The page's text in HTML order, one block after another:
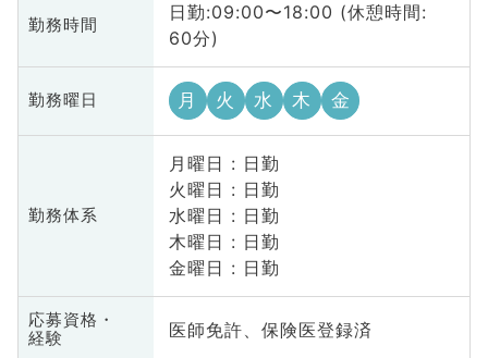
勤務時間
日勤:09:00〜18:00 (休憩時間:
60分)
勤務曜日 月 火 水 木 金
勤務体系
月曜日 : 日勤
火曜日 : 日勤
水曜日 : 日勤
木曜日 : 日勤
金曜日 : 日勤
応募資格・
経験
医師免許、保険医登録済